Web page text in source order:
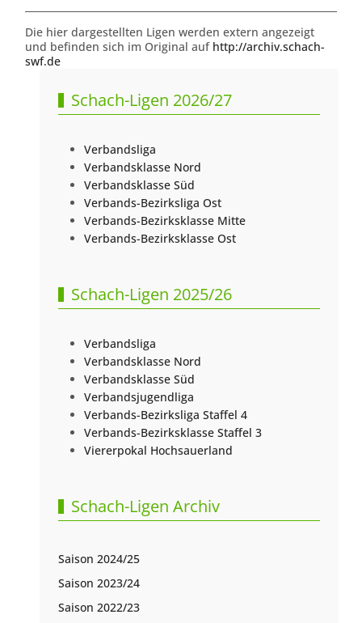
Die hier dargestellten Ligen werden extern angezeigt
und befinden sich im Original auf http://archiv.schach-
swf.de
Schach-Ligen 2026/27
Verbandsliga
Verbandsklasse Nord
Verbandsklasse Süd
Verbands-Bezirksliga Ost
Verbands-Bezirksklasse Mitte
Verbands-Bezirksklasse Ost
Schach-Ligen 2025/26
Verbandsliga
Verbandsklasse Nord
Verbandsklasse Süd
Verbandsjugendliga
Verbands-Bezirksliga Staffel 4
Verbands-Bezirksklasse Staffel 3
Viererpokal Hochsauerland
Schach-Ligen Archiv
Saison 2024/25
Saison 2023/24
Saison 2022/23